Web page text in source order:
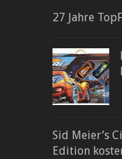
27 Jahre
Sid Meier’s
Edition